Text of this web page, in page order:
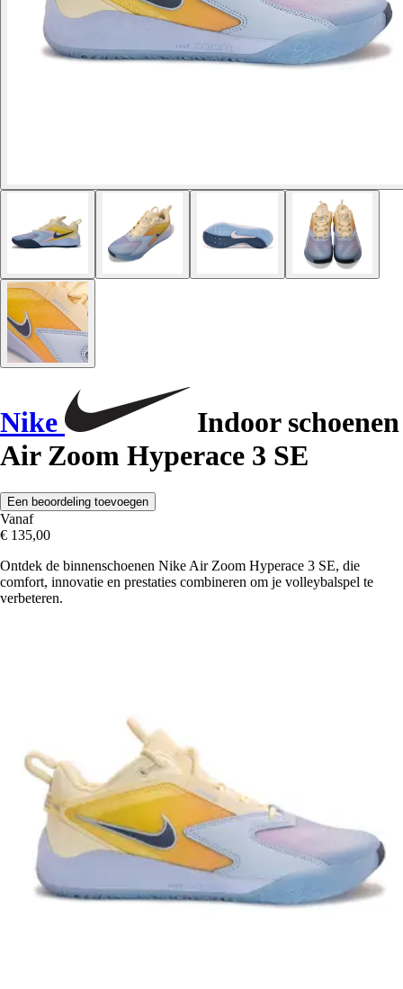
Nike
Indoor schoenen
Air Zoom Hyperace 3 SE
Een beoordeling toevoegen
Vanaf
€ 135,00
Ontdek de binnenschoenen Nike Air Zoom Hyperace 3 SE, die
comfort, innovatie en prestaties combineren om je volleybalspel te
verbeteren.